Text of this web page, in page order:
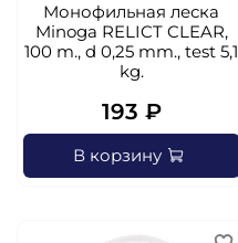
Монофильная леска
Minoga RELICT CLEAR,
100 m., d 0,25 mm., test 5,1
kg.
193 ₽
В корзину